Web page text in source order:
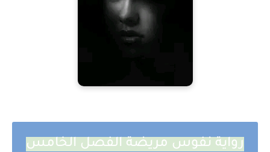
رواية نفوس مريضة الفصل الخامس